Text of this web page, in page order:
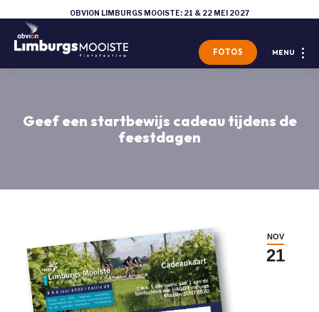
OBVION LIMBURGS MOOISTE: 21 & 22 MEI 2027
MENU
FOTOS
Geef een startbewijs cadeau tijdens de
feestdagen
NOV
21